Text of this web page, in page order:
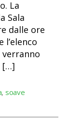
La
Sala
dalle ore
l’elenco
[…]
, soave